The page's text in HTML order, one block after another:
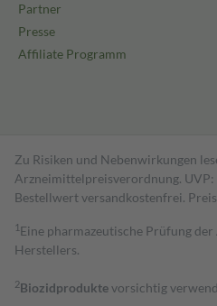
Partner
Presse
Affiliate Programm
Zu Risiken und Nebenwirkungen
Arzneimittelpreisverordnung. UVP:
Bestell­wert versand­kosten­frei.
1 Eine pharmazeutische Prüfung
Herstellers.
2Biozidproduktevorsichtig